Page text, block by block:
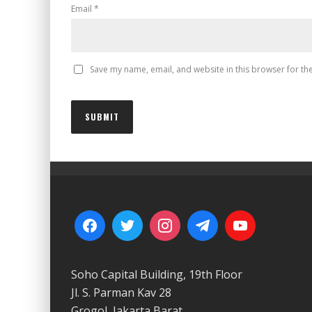
Email *
Save my name, email, and website in this browser for
Soho Capital Building, 19th Floor
Jl. S. Parman Kav 28